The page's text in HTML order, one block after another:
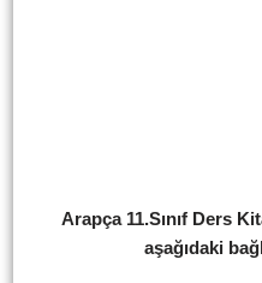
Arapça 11.Sınıf Ders
aşağıdaki